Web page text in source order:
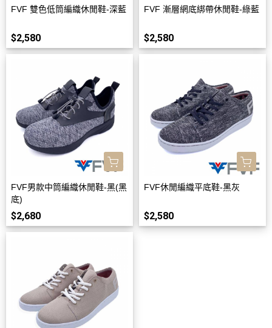
FVF 雙色低筒編織休閒鞋-深藍
$2,580
FVF 漸層網底綁帶休閒鞋-綠藍
$2,580
FVF男款中筒編織休閒鞋-黑(黑
底)
$2,680
FVF休閒編織平底鞋-黑灰
$2,580